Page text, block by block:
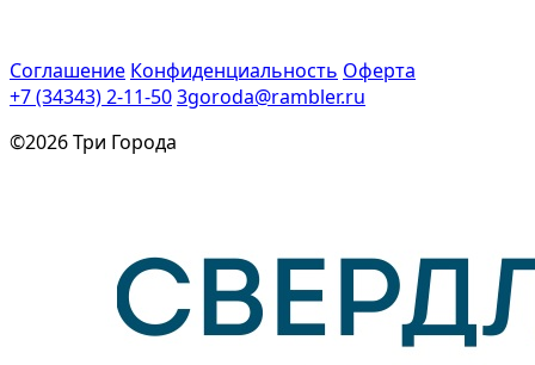
Соглашение Конфиденциальность Оферта
+7 (34343) 2-11-503goroda@rambler.ru
©2026 Три Города